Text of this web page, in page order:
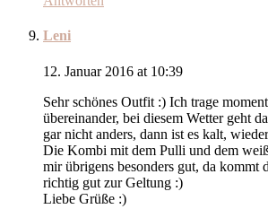
Leni
12. Januar 2016 at 10:39
Sehr schönes Outfit :) Ich trage
übereinander, bei diesem Wetter geht
gar nicht anders, dann ist es kalt,
Die Kombi mit dem Pulli und dem
mir übrigens besonders gut, da kommt
richtig gut zur Geltung :)
Liebe Grüße :)